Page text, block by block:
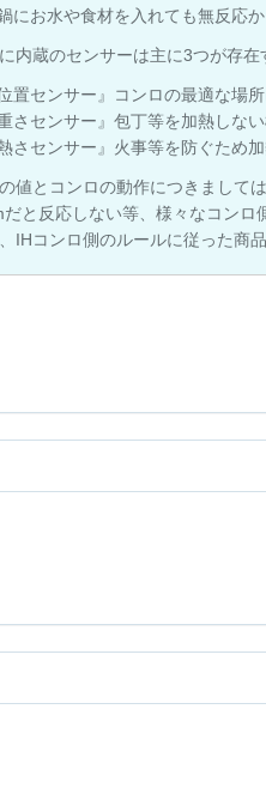
にお水や食材を入れても無反応か
内蔵のセンサーは主に3つが存在
位置センサー』コンロの最適な場
重さセンサー』包丁等を加熱しな
熱さセンサー』火事等を防ぐため
値とコンロの動作につきまして
と反応しない等、様々なコンロ
IHコンロ側のルールに従った商